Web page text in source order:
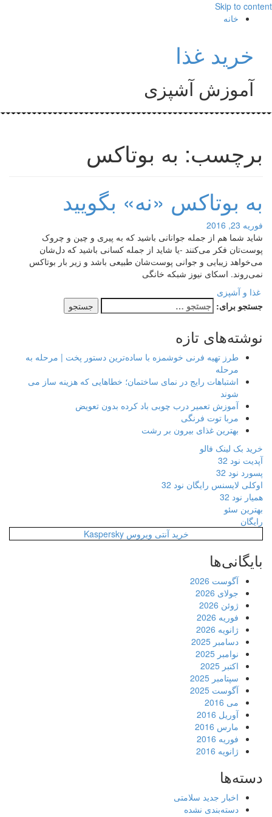
Skip to content
خانه
خرید غذا
آموزش آشپزی
برچسب: به بوتاکس
به بوتاکس «نه» بگویید
فوریه 23, 2016
شاید شما هم از جمله جوانانی باشید که به پیری و چین و چروک
پوست‌تان فکر می‌کنند -یا شاید از جمله کسانی باشید که دل‌شان
می‌خواهد زیبایی و جوانی پوست‌شان طبیعی باشد و زیر بار بوتاکس
نمی‌روند. اسکای نیوز شبکه خانگی
غذا و آشپزی
جستجو برای:
نوشته‌های تازه
طرز تهیه فرنی خوشمزه با ساده‌ترین دستور پخت | مرحله به
مرحله
اشتباهات رایج در نمای ساختمان؛ خطاهایی که هزینه ساز می
شوند
آموزش تعمیر درب چوبی باد کرده بدون تعویض
مربا توت فرنگی
بهترین غذای بیرون بر رشت
خرید بک لینک فالو
آپدیت نود 32
پسورد نود 32
اوکلی لایسنس رایگان نود 32
همیار نود 32
بهترین سئو
رایگان
خرید آنتی ویروس Kaspersky
بایگانی‌ها
آگوست 2026
جولای 2026
ژوئن 2026
فوریه 2026
ژانویه 2026
دسامبر 2025
نوامبر 2025
اکتبر 2025
سپتامبر 2025
آگوست 2025
می 2016
آوریل 2016
مارس 2016
فوریه 2016
ژانویه 2016
دسته‌ها
اخبار جدید سلامتی
دسته‌بندی نشده